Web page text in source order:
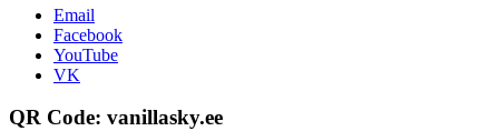
Email
Facebook
YouTube
VK
QR Code: vanillasky.ee